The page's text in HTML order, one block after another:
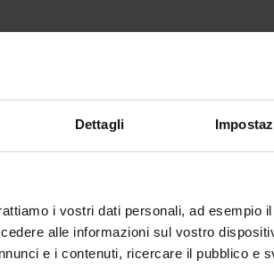
Dettagli
i vostri dati personali, ad esempio
alle informazioni sul vostro
e i contenuti, ricercare il pubblico e
Bortolotti Full Professor